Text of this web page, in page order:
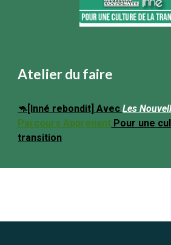
Atelier du faire
🦘[Inné rebondit] AvecLes
Parcours Apprenant Pour une
transition